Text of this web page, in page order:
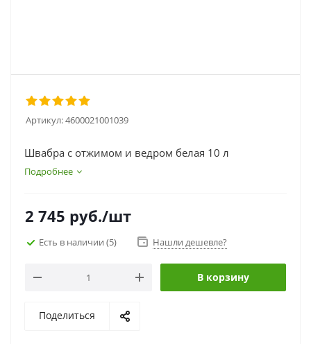
Артикул:4600021001039
Швабра с отжимом и ведром белая 10 л
Подробнее
2 745 руб./шт
Есть в наличии (5) Нашли дешевле?
В корзину
Поделиться